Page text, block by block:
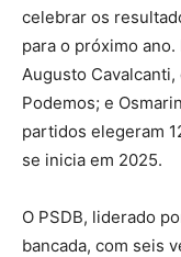
celebrar os
para o próximo
Augusto
Podemos; e
partidos elegeram
se inicia em 2025.
O PSDB, liderado
bancada, com seis